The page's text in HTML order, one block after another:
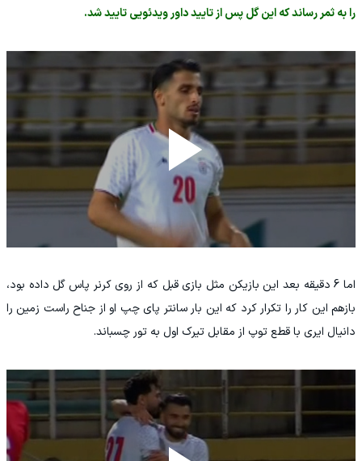
را به ثمر رساند که این گل پس از تایید داور ویدئویی تایید شد.
اما 6 دقیقه بعد این بازیکن مثل بازی قبل که از روی کرنر پاس گل داده بود،
بازهم این کار را تکرار کرد که این بار سانتر پای چپ او از جناح راست زمین را
دانیال ایری با قطع توپ از مقابل تیرک اول به تور چسباند.